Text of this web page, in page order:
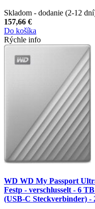
Skladom - dodanie (2-12
157,66 €
Do košíka
Rýchle info
WD WD My Passport
Festp - verschlusselt - 6
(USB-C Steckverbinder) -